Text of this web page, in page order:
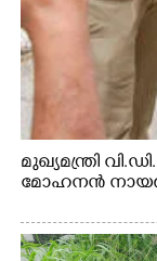
മുഖ്യമന്ത്രി
മോഹനൻ